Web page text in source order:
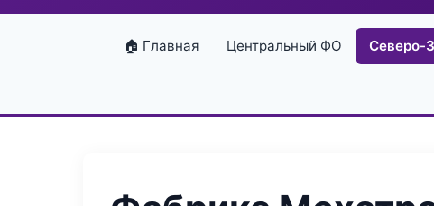
🏠 Главная Центральный ФО Северо-